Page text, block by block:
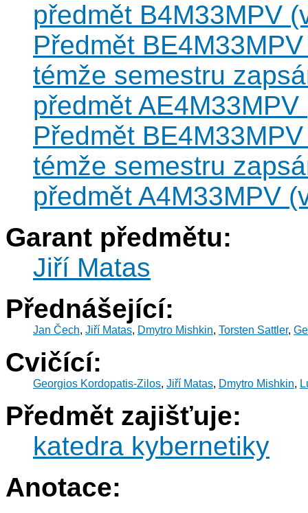
předmět B4M33MPV
Předmět
témže semestru
předmět
Předmět
témže semestru
předmět A4M33MPV
Garant předmětu:
Jiří Matas
Přednášející:
Jan Čech, Jiří Matas, Dmytro Mishkin, Torsten Sattler,
Cvičící:
Georgios Kordopatis-Zilos, Jiří Matas, Dmytro Mishkin,
Předmět zajišťuje:
katedra kybernetiky
Anotace: